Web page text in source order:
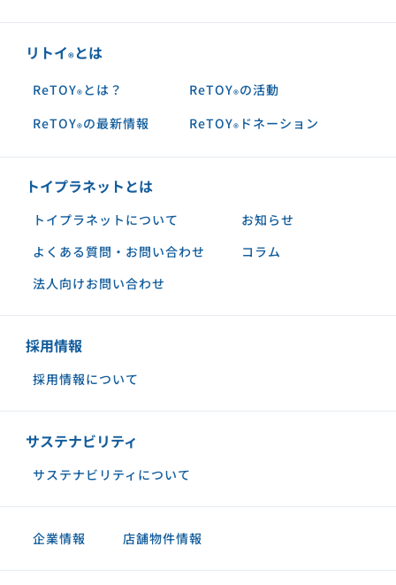
リトイ®︎とは
ReTOY®︎とは？ ReTOY®︎の活動
ReTOY®︎の最新情報 ReTOY®︎ ドネーション
トイプラネットとは
トイプラネットについて
お知らせ
よくある質問・お問い合わせ
コラム
法人向けお問い合わせ
採用情報
採用情報について
サステナビリティ
サステナビリティについて
企業情報 店舗物件情報